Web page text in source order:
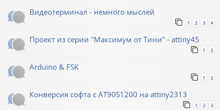
Видеотерминал - немного мыслей
1 2 3 4
Проект из серии "Максимум от Тини" - attiny45
1 2
Arduino & FSK
1 2
Конверсия софта с AT90S1200 на attiny2313
1 2 3